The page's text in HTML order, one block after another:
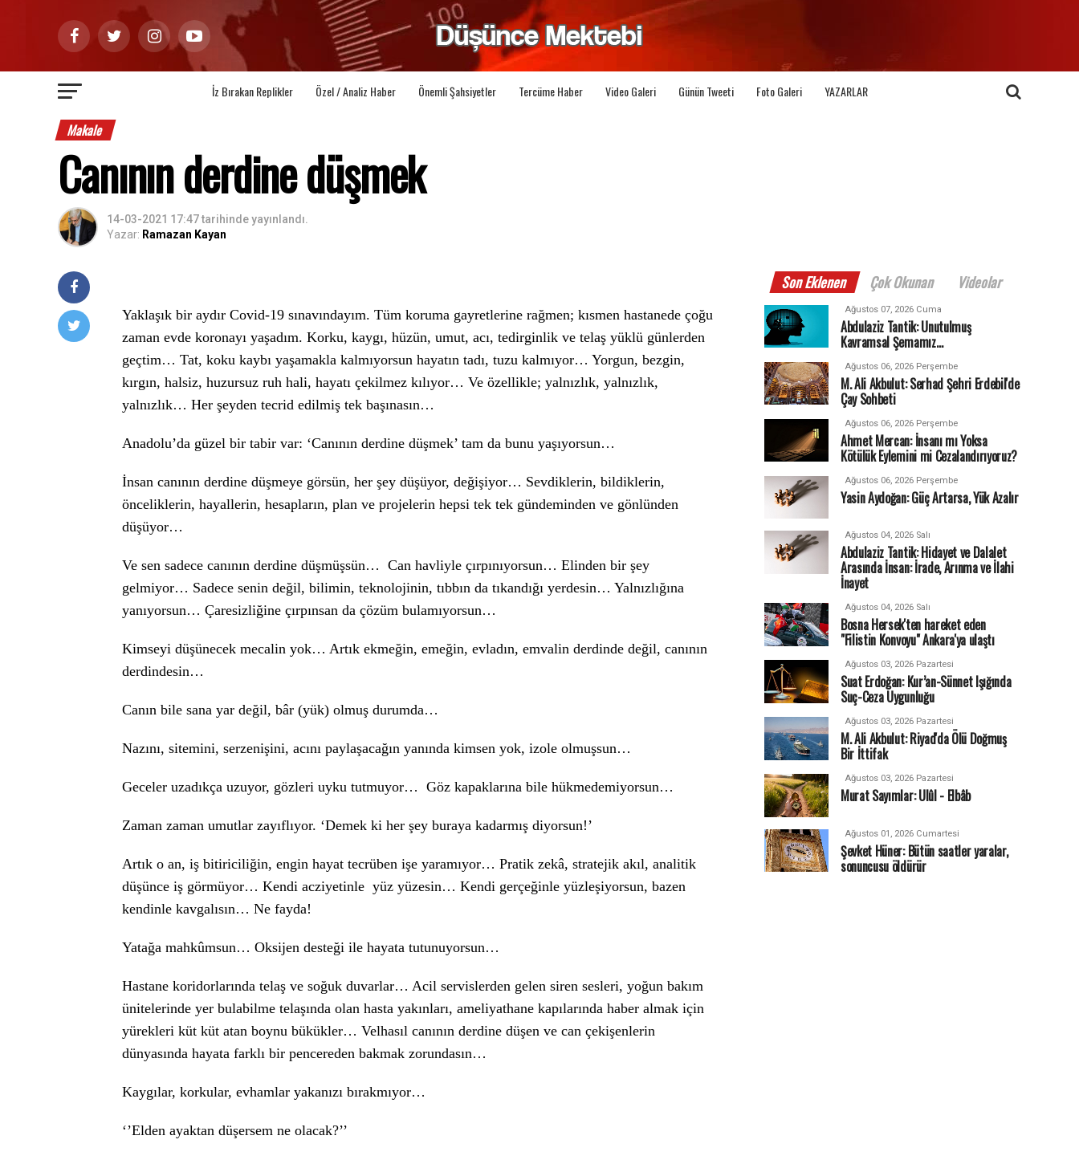
İz Bırakan Replikler Özel / Analiz Haber Önemli Şahsiyetler Tercüme Haber Video Galeri Günün Tweeti Foto Galeri YAZARLAR
Makale
Canının derdine düşmek
14-03-2021 17:47tarihinde yayınlandı.
Yazar: Ramazan Kayan
Yaklaşık bir aydır Covid-19 sınavındayım. Tüm koruma gayretlerine rağmen; kısmen hastanede çoğu
zaman evde koronayı yaşadım. Korku, kaygı, hüzün, umut, acı, tedirginlik ve telaş yüklü günlerden
geçtim… Tat, koku kaybı yaşamakla kalmıyorsun hayatın tadı, tuzu kalmıyor… Yorgun, bezgin,
kırgın, halsiz, huzursuz ruh hali, hayatı çekilmez kılıyor… Ve özellikle; yalnızlık, yalnızlık,
yalnızlık… Her şeyden tecrid edilmiş tek başınasın…
Anadolu’da güzel bir tabir var: ‘Canının derdine düşmek’ tam da bunu yaşıyorsun…
İnsan canının derdine düşmeye görsün, her şey düşüyor, değişiyor… Sevdiklerin, bildiklerin,
önceliklerin, hayallerin, hesapların, plan ve projelerin hepsi tek tek gündeminden ve gönlünden
düşüyor…
Ve sen sadece canının derdine düşmüşsün… Can havliyle çırpınıyorsun… Elinden bir şey
gelmiyor… Sadece senin değil, bilimin, teknolojinin, tıbbın da tıkandığı yerdesin… Yalnızlığına
yanıyorsun… Çaresizliğine çırpınsan da çözüm bulamıyorsun…
Kimseyi düşünecek mecalin yok… Artık ekmeğin, emeğin, evladın, emvalin derdinde değil, canının
derdindesin…
Canın bile sana yar değil, bâr (yük) olmuş durumda…
Nazını, sitemini, serzenişini, acını paylaşacağın yanında kimsen yok, izole olmuşsun…
Geceler uzadıkça uzuyor, gözleri uyku tutmuyor… Göz kapaklarına bile hükmedemiyorsun…
Zaman zaman umutlar zayıflıyor. ‘Demek ki her şey buraya kadarmış diyorsun!’
Artık o an, iş bitiriciliğin, engin hayat tecrüben işe yaramıyor… Pratik zekâ, stratejik akıl, analitik
düşünce iş görmüyor… Kendi acziyetinle yüz yüzesin… Kendi gerçeğinle yüzleşiyorsun, bazen
kendinle kavgalısın… Ne fayda!
Yatağa mahkûmsun… Oksijen desteği ile hayata tutunuyorsun…
Hastane koridorlarında telaş ve soğuk duvarlar… Acil servislerden gelen siren sesleri, yoğun bakım
ünitelerinde yer bulabilme telaşında olan hasta yakınları, ameliyathane kapılarında haber almak için
yürekleri küt küt atan boynu bükükler… Velhasıl canının derdine düşen ve can çekişenlerin
dünyasında hayata farklı bir pencereden bakmak zorundasın…
Kaygılar, korkular, evhamlar yakanızı bırakmıyor…
‘’Elden ayaktan düşersem ne olacak?’’
Son Eklenen Çok Okunan Videolar
Ağustos 07, 2026 Cuma
Abdulaziz Tantik: Unutulmuş
Kavramsal Şemamız…
Ağustos 06, 2026 Perşembe
M. Ali Akbulut: Serhad Şehri Erdebil'de
Çay Sohbeti
Ağustos 06, 2026 Perşembe
Ahmet Mercan: İnsanı mı Yoksa
Kötülük Eylemini mi Cezalandırıyoruz?
Ağustos 06, 2026 Perşembe
Yasin Aydoğan: Güç Artarsa, Yük Azalır
Ağustos 04, 2026 Salı
Abdulaziz Tantik: Hidayet ve Dalalet
Arasında İnsan: İrade, Arınma ve İlahi
İnayet
Ağustos 04, 2026 Salı
Bosna Hersek'ten hareket eden
"Filistin Konvoyu" Ankara'ya ulaştı
Ağustos 03, 2026 Pazartesi
Suat Erdoğan: Kur’an-Sünnet Işığında
Suç-Ceza Uygunluğu
Ağustos 03, 2026 Pazartesi
M. Ali Akbulut: Riyad'da Ölü Doğmuş
Bir İttifak
Ağustos 03, 2026 Pazartesi
Murat Sayımlar: Ulûl - Elbâb
Ağustos 01, 2026 Cumartesi
Şevket Hüner: Bütün saatler yaralar,
sonuncusu öldürür